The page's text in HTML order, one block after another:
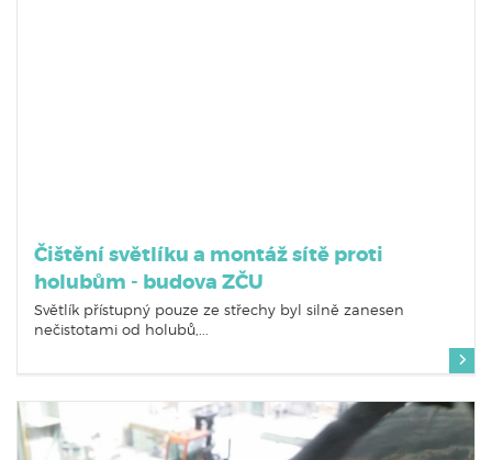
Čištění světlíku a montáž sítě proti
holubům - budova ZČU
Světlík přístupný pouze ze střechy byl silně zanesen
nečistotami od holubů,...